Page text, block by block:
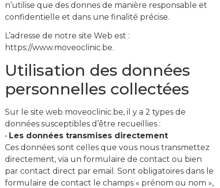
n’utilise que des donnes de manière responsable et
confidentielle et dans une finalité précise.
L’adresse de notre site Web est :
https://www.moveoclinic.be.
Utilisation des données
personnelles collectées
Sur le site web moveoclinic.be, il y a 2 types de
données susceptibles d’être recueillies :
• Les données transmises directement
Ces données sont celles que vous nous transmettez
directement, via un formulaire de contact ou bien
par contact direct par email. Sont obligatoires dans le
formulaire de contact le champs « prénom ou nom »,